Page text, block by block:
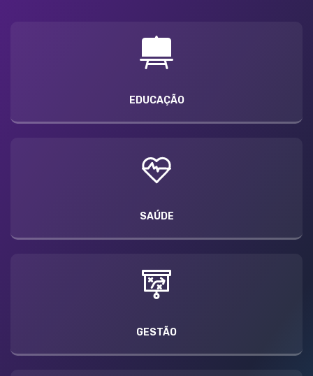
EDUCAÇÃO
SAÚDE
GESTÃO